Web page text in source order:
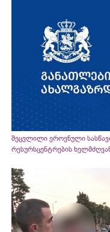
შეცვლილი ეროვნული
რესურსცენტრების